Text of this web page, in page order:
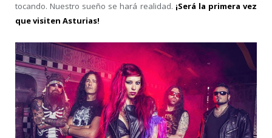
tocando. Nuestro sueño se hará realidad. ¡Será la primera vez
que visiten Asturias!